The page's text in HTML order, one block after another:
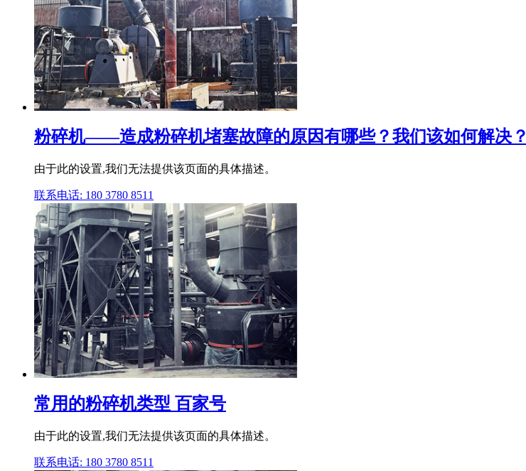
粉碎机——造成粉碎机堵塞故障的原因有哪些？我们该如何解决？
由于此的设置,我们无法提供该页面的具体描述。
联系电话: 180 3780 8511
常用的粉碎机类型 百家号
由于此的设置,我们无法提供该页面的具体描述。
联系电话: 180 3780 8511